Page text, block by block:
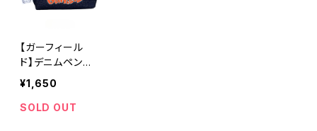
【ガーフィール
ド】デニムペンケ
ース
¥1,650
SOLD OUT